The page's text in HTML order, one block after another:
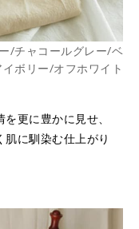
/チャコールグレー/ベ
ボリー/オフホワイト
更に豊かに見せ、
に馴染む仕上がり